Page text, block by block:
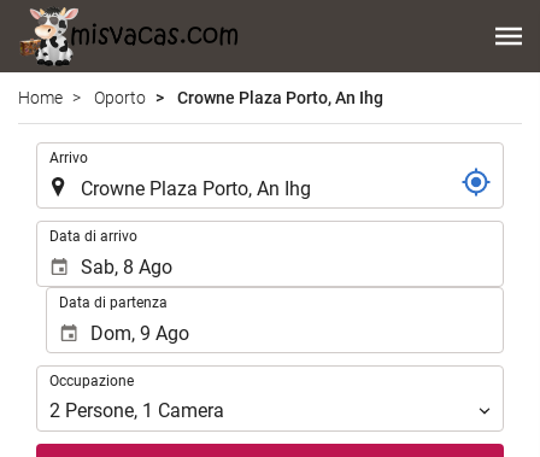
Home Oporto Crowne Plaza Porto, An Ihg
Arrivo
Data di arrivo
Data di partenza
Occupazione
Occupazione
2 Persone, 1 Camera